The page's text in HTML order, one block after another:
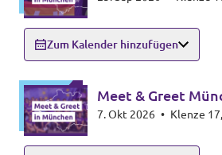
Zum Kalender hinzufügen
Meet & Greet
7. Okt 2026 • Klenze